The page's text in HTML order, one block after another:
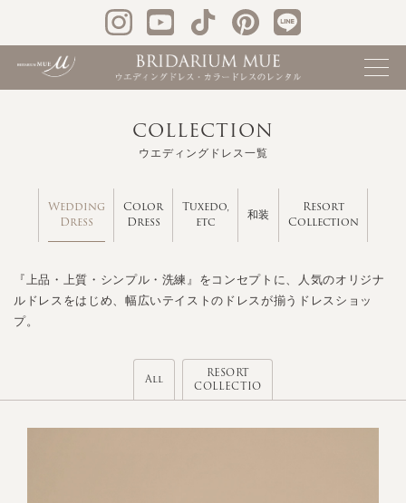
COLLECTION
ウエディングドレス一覧
Wedding
Dress
Color
Dress
Tuxedo,
etc
和装
Resort
Collection
『上品・上質・シンプル・洗練』をコンセプトに、人気のオリジナ
ルドレスをはじめ、幅広いテイストのドレスが揃うドレスショッ
プ。
All
RESORT
COLLECTIO